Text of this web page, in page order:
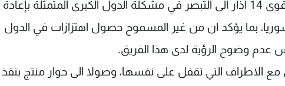
والتطلع الى المشكلات الحقيقية في لبنان. ودعا قوى 14 آذار الى التبصر في مشكلة الدول الكبرى المتمثلة بإعادة
بما يؤكد ان من غير المسموح حصول اهتزازات في الدول
عدم وضوح الرؤية لدى هذا الفريق.
الاطراف التي تقفل على نفسها، وصولا الى حوار منتج ينقذ